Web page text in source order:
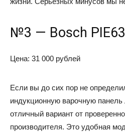
№3 — Bosch
Цена: 31 000 рублей
Если вы до сих пор не
индукционную варочную
отличный вариант от
производителя. Это удобная